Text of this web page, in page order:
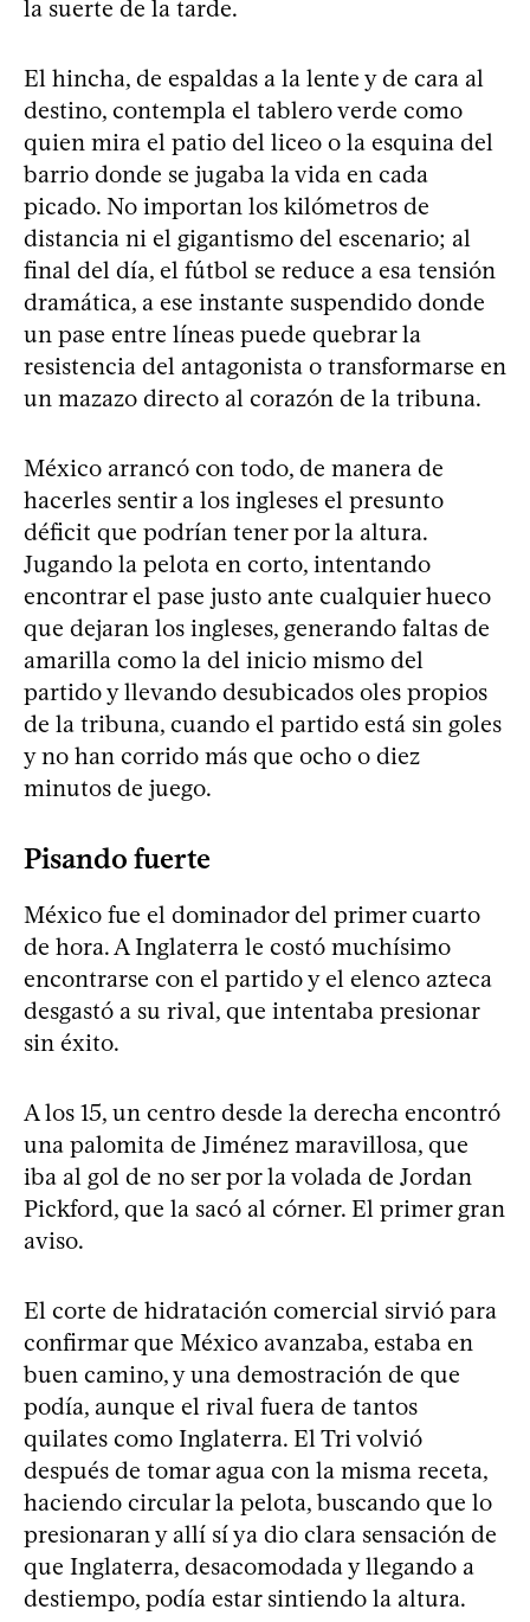
la suerte de la tarde.
El hincha, de espaldas a la lente y de cara al
destino, contempla el tablero verde como
quien mira el patio del liceo o la esquina del
barrio donde se jugaba la vida en cada
picado. No importan los kilómetros de
distancia ni el gigantismo del escenario; al
final del día, el fútbol se reduce a esa tensión
dramática, a ese instante suspendido donde
un pase entre líneas puede quebrar la
resistencia del antagonista o transformarse en
un mazazo directo al corazón de la tribuna.
México arrancó con todo, de manera de
hacerles sentir a los ingleses el presunto
déficit que podrían tener por la altura.
Jugando la pelota en corto, intentando
encontrar el pase justo ante cualquier hueco
que dejaran los ingleses, generando faltas de
amarilla como la del inicio mismo del
partido y llevando desubicados oles propios
de la tribuna, cuando el partido está sin goles
y no han corrido más que ocho o diez
minutos de juego.
Pisando fuerte
México fue el dominador del primer cuarto
de hora. A Inglaterra le costó muchísimo
encontrarse con el partido y el elenco azteca
desgastó a su rival, que intentaba presionar
sin éxito.
A los 15, un centro desde la derecha encontró
una palomita de Jiménez maravillosa, que
iba al gol de no ser por la volada de Jordan
Pickford, que la sacó al córner. El primer gran
aviso.
El corte de hidratación comercial sirvió para
confirmar que México avanzaba, estaba en
buen camino, y una demostración de que
podía, aunque el rival fuera de tantos
quilates como Inglaterra. El Tri volvió
después de tomar agua con la misma receta,
haciendo circular la pelota, buscando que lo
presionaran y allí sí ya dio clara sensación de
que Inglaterra, desacomodada y llegando a
destiempo, podía estar sintiendo la altura.